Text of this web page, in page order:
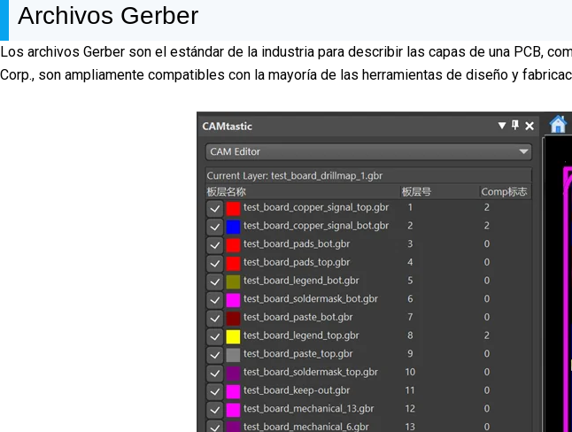
Archivos Gerber
Los archivos Gerber son el estándar de la industria para describir las capas de una PCB,
Corp., son ampliamente compatibles con la mayoría de las herramientas de diseño y